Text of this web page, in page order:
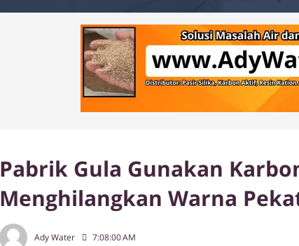
Pabrik Gula Gunakan
Menghilangkan Warna
Ady Water 7:08:00 AM